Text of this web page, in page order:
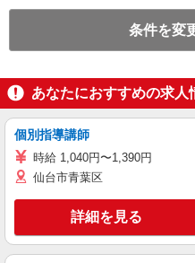
条件を変
あなたにおすすめの求人
個別指導講師
時給 1,040円〜1,390円
仙台市青葉区
詳細を見る